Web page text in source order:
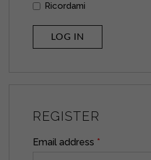
Ricordami
LOG IN
REGISTER
Email address *